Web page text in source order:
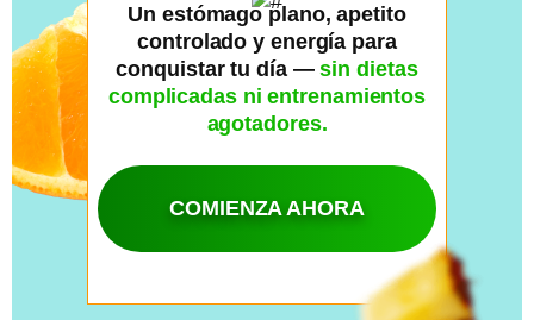
Un estómago plano, apetito
controlado y energía para
conquistar tu día —sin dietas
complicadas ni entrenamientos
agotadores.
COMIENZA AHORA